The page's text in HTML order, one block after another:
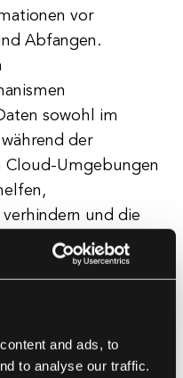
and ads, to
to analyse our traffic.
vor
Abfangen.
sowohl im
der
Cloud-Umgebungen
und die
Informationen
von Cloud-
um